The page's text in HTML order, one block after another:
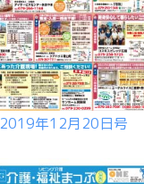
2019年12月20日号